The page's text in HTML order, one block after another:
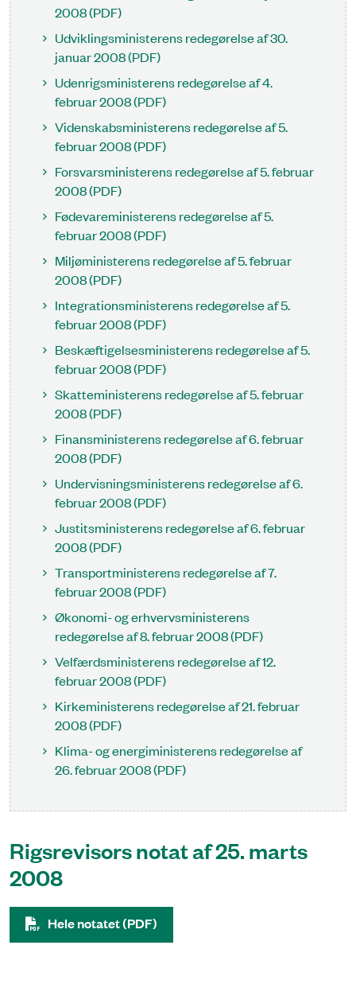
2008 (PDF)
Udviklingsministerens redegørelse af 30.
januar 2008 (PDF)
Udenrigsministerens redegørelse af 4.
februar 2008 (PDF)
Videnskabsministerens redegørelse af 5.
februar 2008 (PDF)
Forsvarsministerens redegørelse af 5. februar
2008 (PDF)
Fødevareministerens redegørelse af 5.
februar 2008 (PDF)
Miljøministerens redegørelse af 5. februar
2008 (PDF)
Integrationsministerens redegørelse af 5.
februar 2008 (PDF)
Beskæftigelsesministerens redegørelse af 5.
februar 2008 (PDF)
Skatteministerens redegørelse af 5. februar
2008 (PDF)
Finansministerens redegørelse af 6. februar
2008 (PDF)
Undervisningsministerens redegørelse af 6.
februar 2008 (PDF)
Justitsministerens redegørelse af 6. februar
2008 (PDF)
Transportministerens redegørelse af 7.
februar 2008 (PDF)
Økonomi- og erhvervsministerens
redegørelse af 8. februar 2008 (PDF)
Velfærdsministerens redegørelse af 12.
februar 2008 (PDF)
Kirkeministerens redegørelse af 21. februar
2008 (PDF)
Klima- og energiministerens redegørelse af
26. februar 2008 (PDF)
Rigsrevisors notat af 25. marts
2008
Hele notatet (PDF)